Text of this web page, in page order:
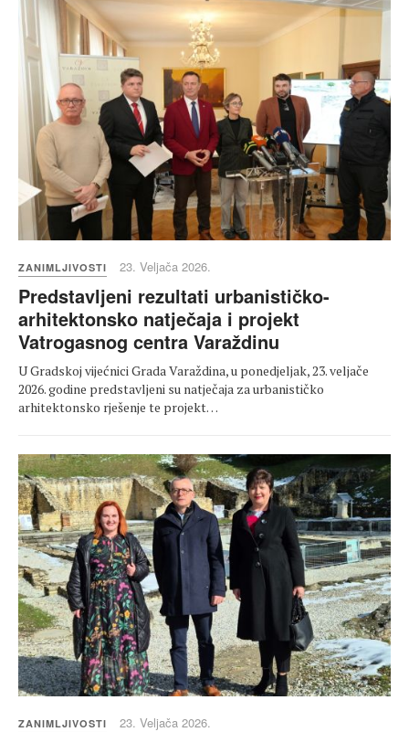
ZANIMLJIVOSTI 23. Veljača 2026.
Predstavljeni rezultati urbanističko-
arhitektonsko natječaja i projekt
Vatrogasnog centra Varaždinu
U Gradskoj vijećnici Grada Varaždina, u ponedjeljak, 23. veljače
2026. godine predstavljeni su natječaja za urbanističko
arhitektonsko rješenje te projekt…
ZANIMLJIVOSTI 23. Veljača 2026.